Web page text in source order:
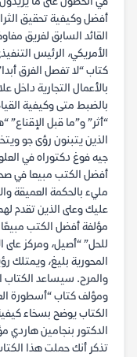
أفضل وكيفية تحقيق
القائد السابق لفريق
الأمريكي، الرئيس
كتاب “لا تفصل الفرق
بالأعمال التجارية داخل
بالضبط متى وكيفية
“أثر” و”ما قبل الإقناع”
الذين يتبنون رؤى جو
جيه فوغ دكتوراه في
أفضل الكتب مبيعا في
مليء بالحكمة العميقة
عليك وعلى الذين تقدم
مؤلفة أفضل الكتب
للحل” “أصيل، ومركز
المحورية بليغ، ويمتلك
والمرح. سيساعد الكتاب
ومؤلف كتاب “أسطورة
الكتاب يوضح بسخاء
الدكتور بنجامين
تذكر أنك حملت هذا